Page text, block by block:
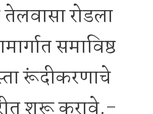
रोडला
समाविष्ठ
रूंदीकरणाचे